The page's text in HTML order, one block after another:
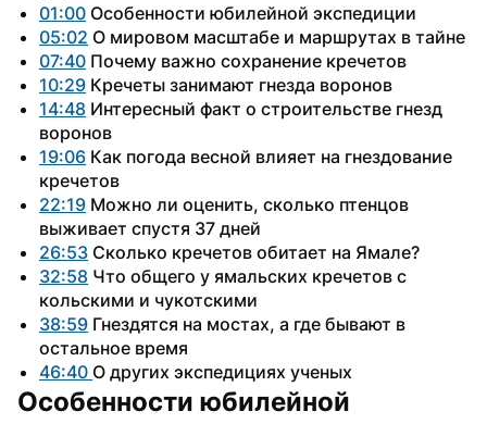
01:00 Особенности юбилейной экспедиции
05:02 О мировом масштабе и маршрутах в тайне
07:40 Почему важно сохранение кречетов
10:29 Кречеты занимают гнезда воронов
14:48 Интересный факт о строительстве гнезд
воронов
19:06 Как погода весной влияет на гнездование
кречетов
22:19 Можно ли оценить, сколько птенцов
выживает спустя 37 дней
26:53 Сколько кречетов обитает на Ямале?
32:58 Что общего у ямальских кречетов с
кольскими и чукотскими
38:59 Гнездятся на мостах, а где бывают в
остальное время
46:40 О других экспедициях ученых
Особенности юбилейной